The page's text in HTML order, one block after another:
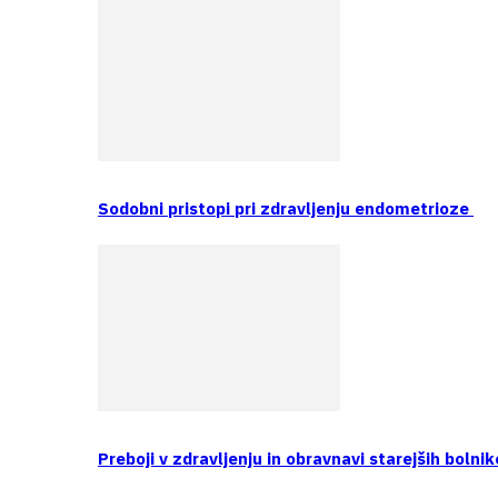
Sodobni pristopi pri zdravljenju endometrioze
Preboji v zdravljenju in obravnavi starejših